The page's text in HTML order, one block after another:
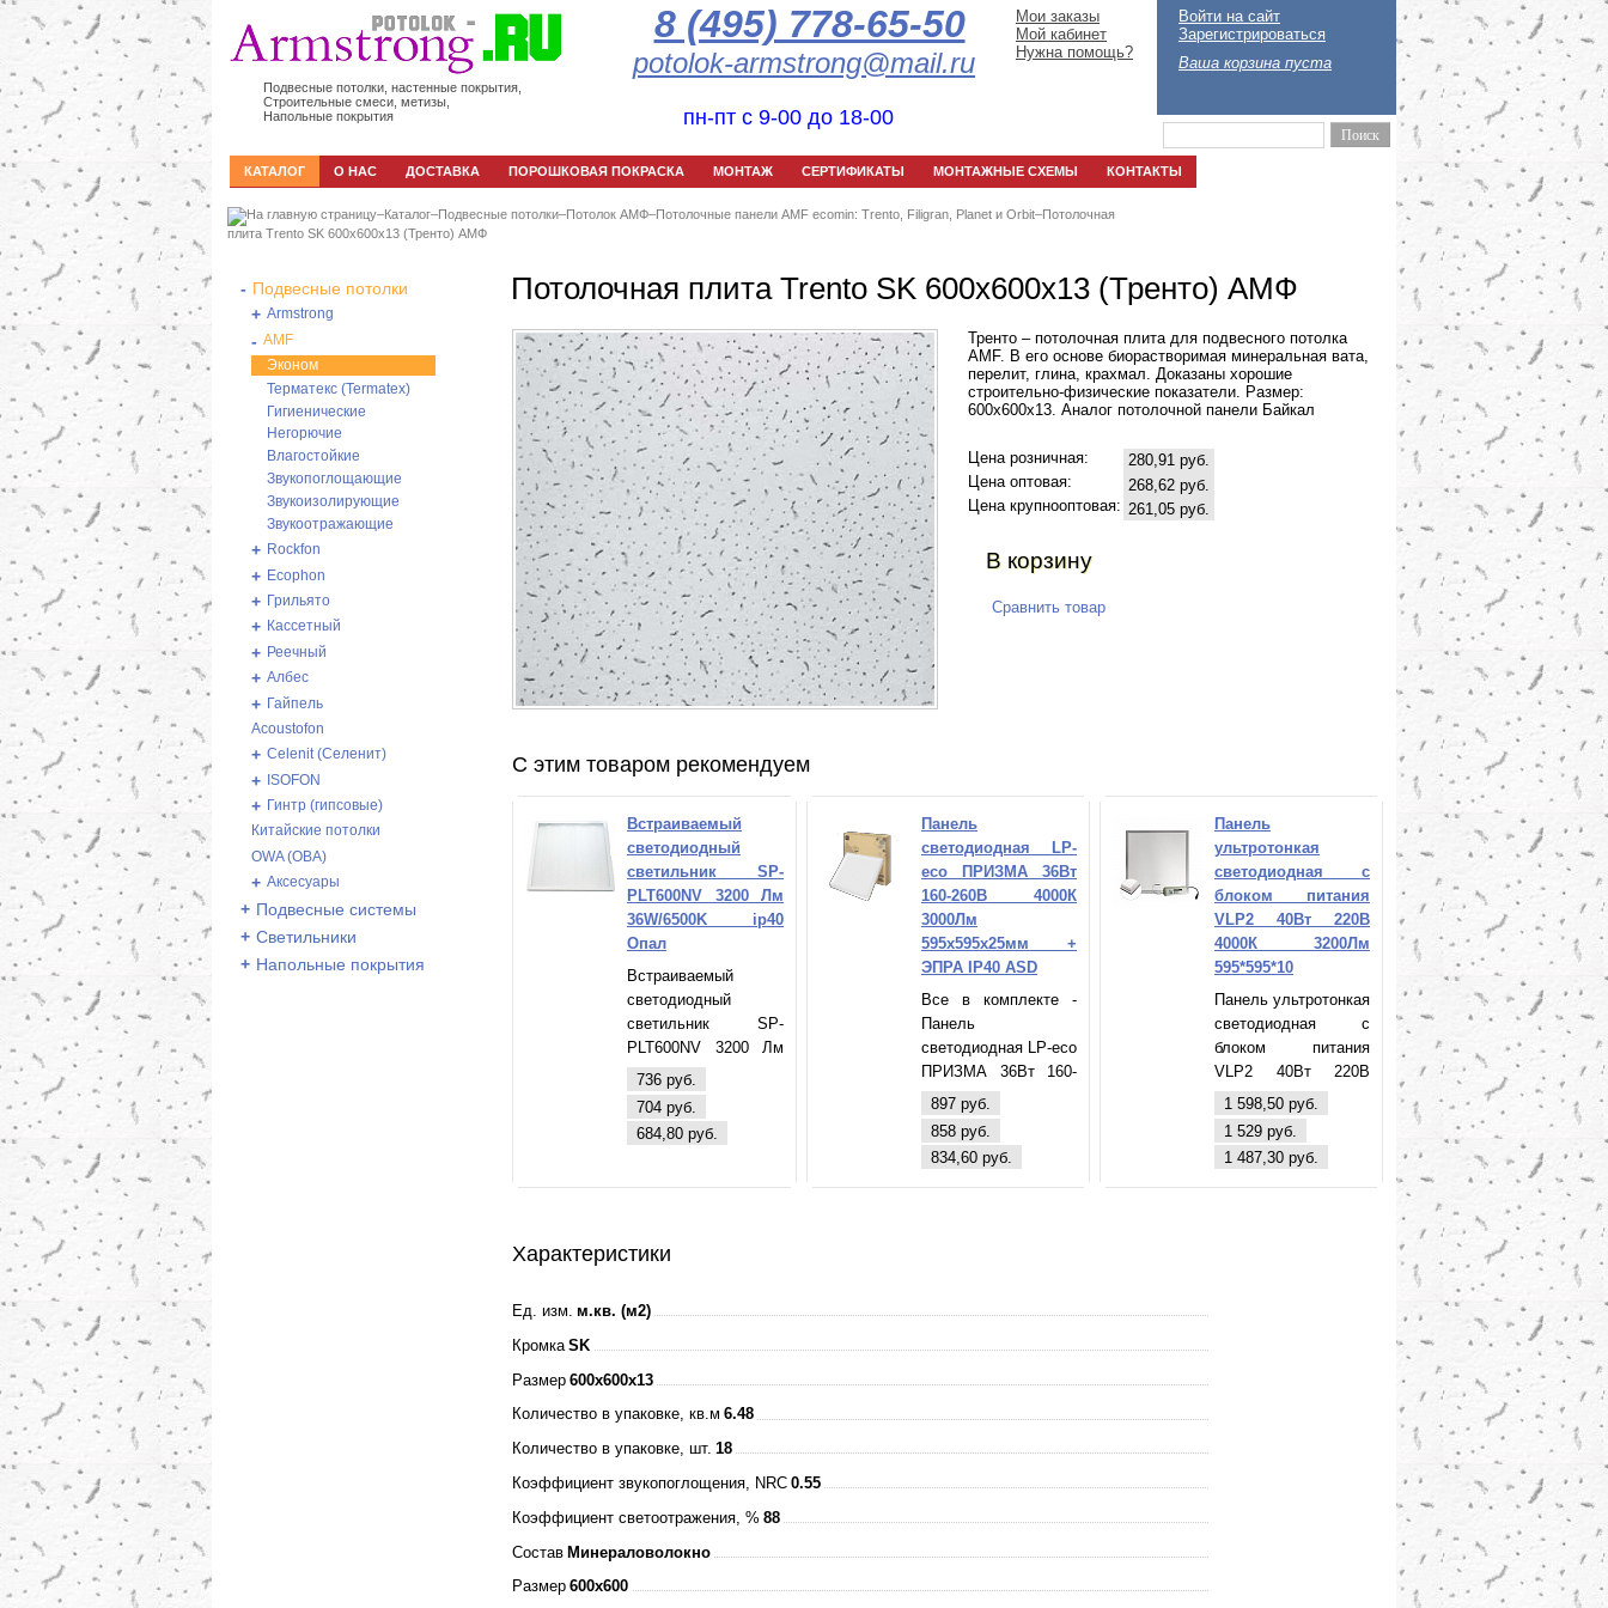
Подвесные потолки, настенные покрытия,
Строительные смеси, метизы,
Напольные покрытия
8 (495) 778-65-50
potolok-armstrong@mail.ru
пн-пт с 9-00 до 18-00
КАТАЛОГ О НАС ДОСТАВКА ПОРОШКОВАЯ ПОКРАСКА МОНТАЖ СЕРТИФИКАТЫ МОНТАЖНЫЕ СХЕМЫ КОНТАКТЫ
Мои заказы
Мой кабинет
Нужна помощь?
Войти на сайт
Зарегистрироваться
Ваша корзина пуста
–Каталог–Подвесные потолки–Потолок АМФ–Потолочные панели AMF ecomin: Trento, Filigran, Planet и Orbit–Потолочная
плита Trento SK 600x600x13 (Тренто) АМФ
- Подвесные потолки
+ Armstrong
- AMF
Эконом
Терматекс (Termatex)
Гигиенические
Негорючие
Влагостойкие
Звукопоглощающие
Звукоизолирующие
Звукоотражающие
+ Rockfon
+ Ecophon
+ Грильято
+ Кассетный
+ Реечный
+ Албес
+ Гайпель
Acoustofon
+ Celenit (Селенит)
+ ISOFON
+ Гинтр (гипсовые)
Китайские потолки
OWA (ОВА)
+ Аксесуары
+ Подвесные системы
+ Светильники
+ Напольные покрытия
Потолочная плита Trento SK 600x600x13 (Тренто) АМФ
Тренто – потолочная плита для подвесного потолка
AMF. В его основе биорастворимая минеральная вата,
перелит, глина, крахмал. Доказаны хорошие
строительно-физические показатели. Размер:
600x600x13. Аналог потолочной панели Байкал
Цена розничная:
280,91 руб.
Цена оптовая:
268,62 руб.
Цена крупнооптовая: 261,05 руб.
В корзину
Сравнить товар
С этим товаром рекомендуем
Встраиваемый
светодиодный
светильник SP-
PLT600NV 3200 Лм
36W/6500K ip40
Опал
Встраиваемый
светодиодный
светильник SP-
PLT600NV 3200 Лм
36W/6500K ip40 Опал
736 руб.
704 руб.
684,80 руб.
Панель
светодиодная LP-
eco ПРИЗМА 36Вт
160-260В 4000К
3000Лм
595х595х25мм +
ЭПРА IP40 ASD
Все в комплекте -
Панель
светодиодная LP-eco
ПРИЗМА 36Вт 160-
260В 4000К 3000Лм
595х595х25мм +
ЭПРА БЕЛАЯ IP40
ASD
897 руб.
858 руб.
834,60 руб.
Панель
ультротонкая
светодиодная с
блоком питания
VLP2 40Вт 220В
4000К 3200Лм
595*595*10
Панель ультротонкая
светодиодная с
блоком питания
VLP2 40Вт 220В
4000К 3200Лм
(595*595*10) (VLP2-
40-4000) VKL electric
1 598,50 руб.
1 529 руб.
1 487,30 руб.
Характеристики
Ед. изм. м.кв. (м2)
Кромка SK
Размер 600x600x13
Количество в упаковке, кв.м 6.48
Количество в упаковке, шт. 18
Коэффициент звукопоглощения, NRC 0.55
Коэффициент светоотражения, % 88
Состав Минераловолокно
Размер 600x600